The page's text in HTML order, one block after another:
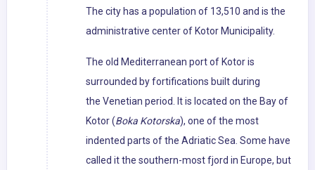
The city has a population of 13,510 and is the
administrative center of Kotor Municipality.
The old Mediterranean port of Kotor is
surrounded by fortifications built during
the Venetian period. It is located on the Bay of
Kotor (Boka Kotorska), one of the most
indented parts of the Adriatic Sea. Some have
called it the southern-most fjord in Europe, but